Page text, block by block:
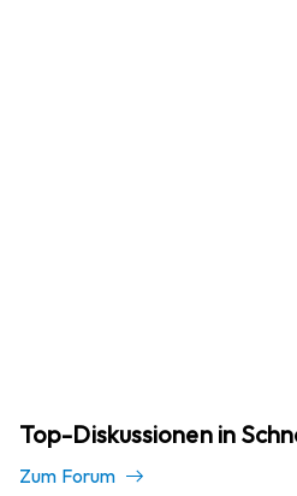
Top-Diskussionen in
Zum Forum